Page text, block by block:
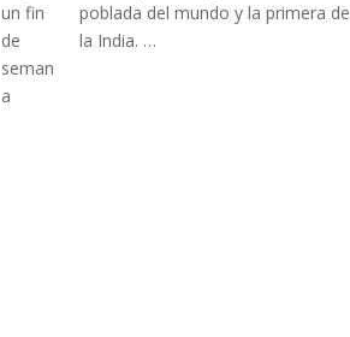
poblada del mundo y la primera de
la India. …